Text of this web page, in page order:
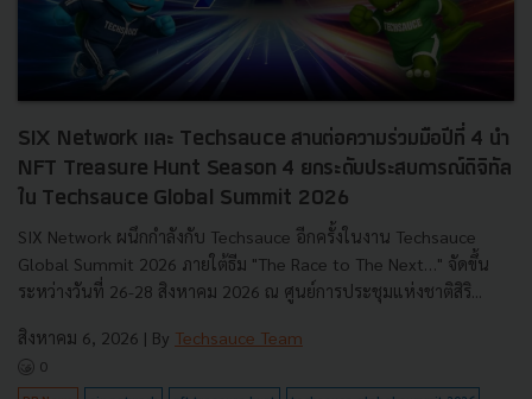
SIX Network และ Techsauce สานต่อความร่วมมือปีที่ 4 นำ
NFT Treasure Hunt Season 4 ยกระดับประสบการณ์ดิจิทัล
ใน Techsauce Global Summit 2026
SIX Network ผนึกกำลังกับ Techsauce อีกครั้งในงาน Techsauce
Global Summit 2026 ภายใต้ธีม "The Race to The Next…" จัดขึ้น
ระหว่างวันที่ 26-28 สิงหาคม 2026 ณ ศูนย์การประชุมแห่งชาติสิริ...
สิงหาคม 6, 2026 | By Techsauce Team
0